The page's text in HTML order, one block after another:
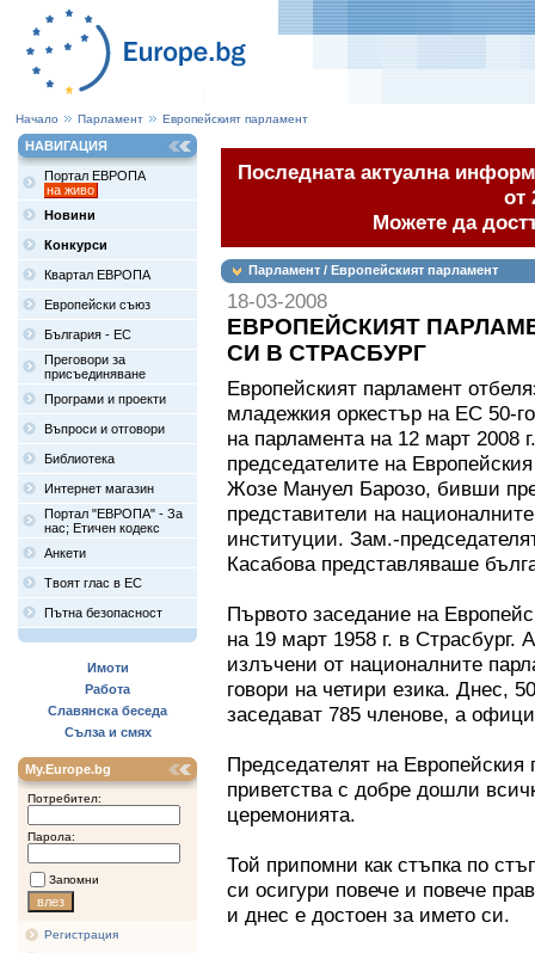
Начало Парламент Европейският парламент
НАВИГАЦИЯ
Портал ЕВРОПА
на живо
Новини
Конкурси
Квартал ЕВРОПА
Европейски съюз
България - ЕС
Преговори за
присъединяване
Програми и проекти
Въпроси и отговори
Библиотека
Интернет магазин
Портал "ЕВРОПА" - За
нас; Етичен кодекс
Анкети
Твоят глас в ЕС
Пътна безопасност
Имоти
Работа
Славянска беседа
Сълза и смях
My.Europe.bg
Потребител:
Парола:
Запомни
Регистрация
Последната актуална
от
Можете да
Парламент / Европейският парламент
18-03-2008
ЕВРОПЕЙСКИЯТ
СИ В СТРАСБУРГ
Европейският парламент
младежкия оркестър на ЕС 50-
на парламента на 12 март 2008
председателите на
Жозе Мануел Барозо, бивши
представители на
институции. Зам.-
Касабова представляваше
Първото заседание на
на 19 март 1958 г. в Страсбург.
излъчени от националните
говори на четири езика. Днес,
заседават 785 членове, а
Председателят на Европейския
приветства с добре дошли
церемонията.
Той припомни как стъпка по
си осигури повече и повече
и днес е достоен за името си.